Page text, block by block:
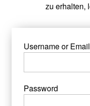
zu erhalten,
Username or
Password